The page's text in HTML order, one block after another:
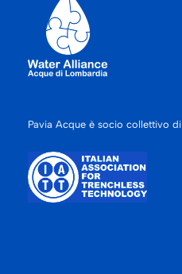
Pavia Acque è socio collettivo di